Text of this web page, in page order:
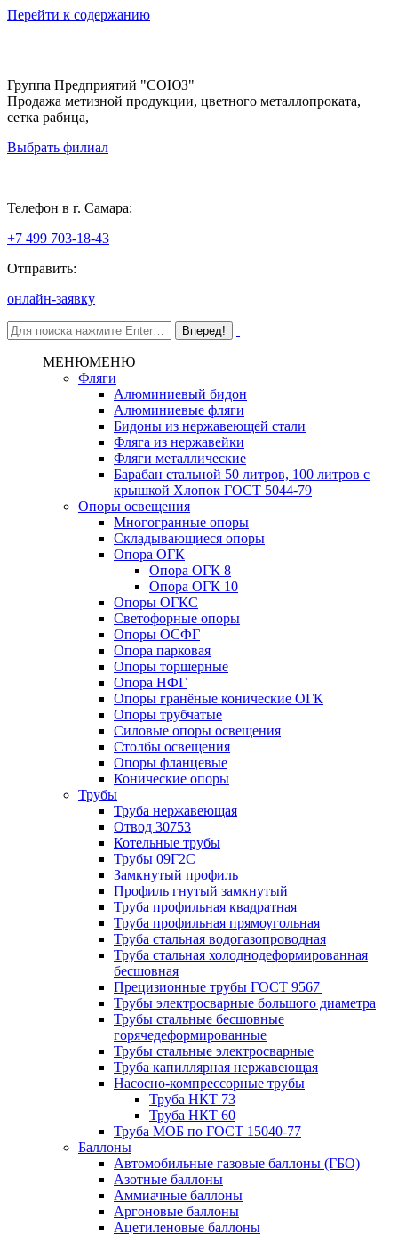
Перейти к содержанию
Группа Предприятий "СОЮЗ"
Продажа метизной продукции, цветного металлопроката,
сетка рабица,
Выбрать филиал
Телефон в г. Самара:
+7 499 703-18-43
Отправить:
онлайн-заявку
МЕНЮМЕНЮ
Фляги
Алюминиевый бидон
Алюминиевые фляги
Бидоны из нержавеющей стали
Фляга из нержавейки
Фляги металлические
Барабан стальной 50 литров, 100 литров с
крышкой Хлопок ГОСТ 5044-79
Опоры освещения
Многогранные опоры
Складывающиеся опоры
Опора ОГК
Опора ОГК 8
Опора ОГК 10
Опоры ОГКС
Светофорные опоры
Опоры ОСФГ
Опора парковая
Опоры торшерные
Опора НФГ
Опоры гранёные конические ОГК
Опоры трубчатые
Силовые опоры освещения
Столбы освещения
Опоры фланцевые
Конические опоры
Трубы
Труба нержавеющая
Отвод 30753
Котельные трубы
Трубы 09Г2С
Замкнутый профиль
Профиль гнутый замкнутый
Труба профильная квадратная
Труба профильная прямоугольная
Труба стальная водогазопроводная
Труба стальная холоднодеформированная
бесшовная
Прецизионные трубы ГОСТ 9567
Трубы электросварные большого диаметра
Трубы стальные бесшовные
горячедеформированные
Трубы стальные электросварные
Труба капиллярная нержавеющая
Насосно-компрессорные трубы
Труба НКТ 73
Труба НКТ 60
Труба МОБ по ГОСТ 15040-77
Баллоны
Автомобильные газовые баллоны (ГБО)
Азотные баллоны
Аммиачные баллоны
Аргоновые баллоны
Ацетиленовые баллоны